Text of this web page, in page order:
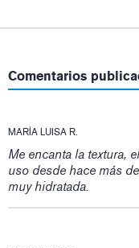
Comentarios
MARÍA LUISA R.
Me encanta la textura,
uso desde hace más
muy hidratada.